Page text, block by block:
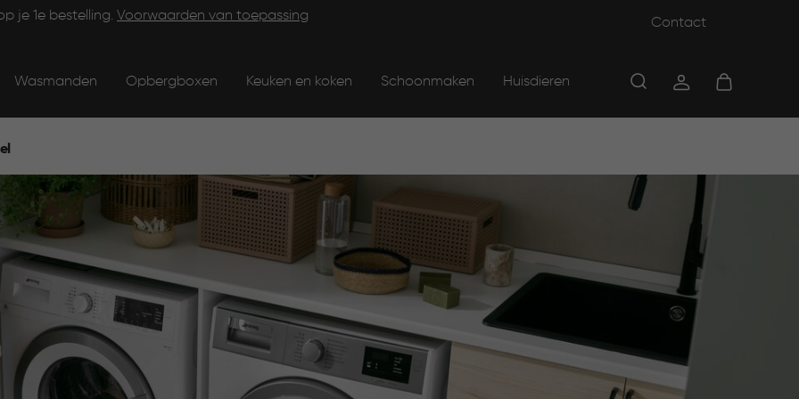
je 1e bestelling. Voorwaarden van toepassing Contact
Wasmanden Opbergboxen Keuken en koken Schoonmaken Huisdieren